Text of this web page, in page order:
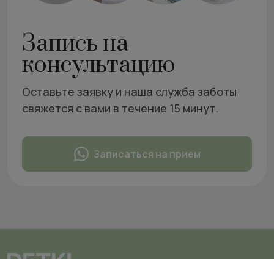
Запись на
консультацию
Оставьте заявку и наша служба заботы
свяжется с вами в течение 15 минут.
Записаться на прием